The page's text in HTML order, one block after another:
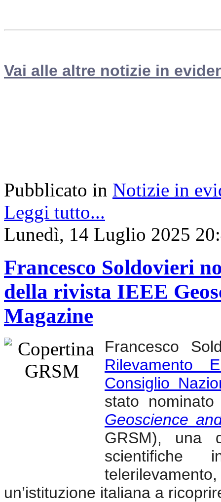
Vai alle altre notizie in
Pubblicato in Notizie in
Leggi tutto...
Lunedì, 14 Luglio 2025
Francesco Soldovieri
della rivista IEEE
Magazine
Francesco
Rilevamento
Consiglio
stato
Geoscience
GRSM), una
scientifiche
un’istituzione italiana a